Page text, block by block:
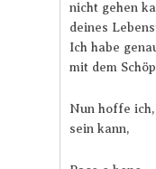
nicht gehen
deines
Ich habe
mit dem
Nun hoffe
sein kann,